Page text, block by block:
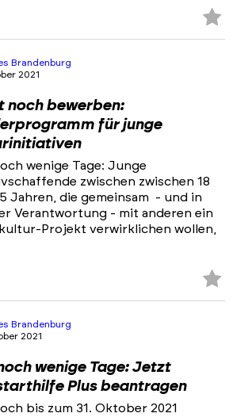
Brandenburg
2021
noch bewerben:
für junge
wenige Tage: Junge
zwischen zwischen 18
Jahren, die gemeinsam - und in
Verantwortung - mit anderen ein
Projekt verwirklichen wollen,
Brandenburg
2021
wenige Tage: Jetzt
Plus beantragen
bis zum 31. Oktober 2021